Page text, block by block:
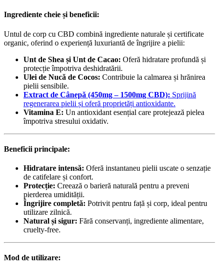
Ingrediente cheie și beneficii:
Untul de corp cu CBD combină ingrediente naturale și certificate
organic, oferind o experiență luxuriantă de îngrijire a pielii:
Unt de Shea și Unt de Cacao: Oferă hidratare profundă și
protecție împotriva deshidratării.
Ulei de Nucă de Cocos: Contribuie la calmarea și hrănirea
pielii sensibile.
Extract de Cânepă (450mg – 1500mg CBD): Sprijină
regenerarea pielii și oferă proprietăți antioxidante.
Vitamina E: Un antioxidant esențial care protejează pielea
împotriva stresului oxidativ.
Beneficii principale:
Hidratare intensă: Oferă instantaneu pielii uscate o senzație
de catifelare și confort.
Protecție: Creează o barieră naturală pentru a preveni
pierderea umidității.
Îngrijire completă: Potrivit pentru față și corp, ideal pentru
utilizare zilnică.
Natural și sigur: Fără conservanți, ingrediente alimentare,
cruelty-free.
Mod de utilizare: